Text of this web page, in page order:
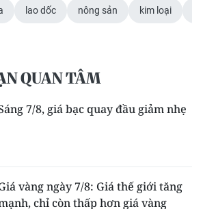
lao dốc nông sản kim loại
QUAN TÂM
7/8, giá bạc quay đầu giảm nhẹ
vàng ngày 7/8: Giá thế giới tăng
chỉ còn thấp hơn giá vàng